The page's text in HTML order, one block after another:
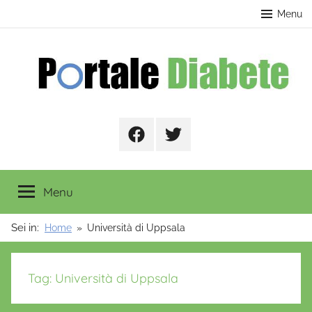
Menu
FacebookTwitter
Menu
Sei in: Home Università di Uppsala
Tag: Università di Uppsala